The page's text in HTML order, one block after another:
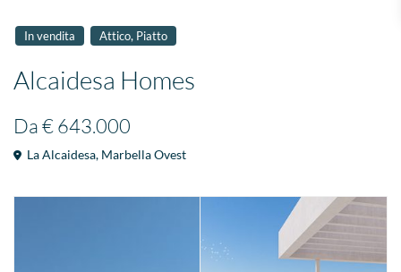
In vendita Attico, Piatto
Alcaidesa Homes
Da€ 643.000
La Alcaidesa, Marbella Ovest